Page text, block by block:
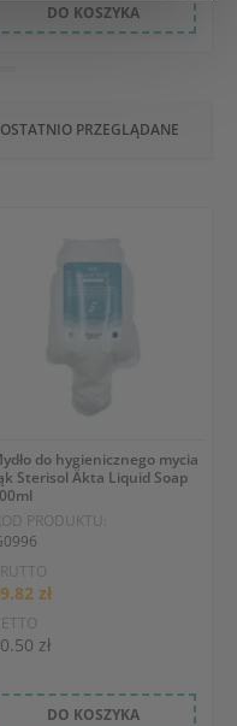
DO KOSZYKA
OSTATNIO PRZEGLĄDANE
do hygienicznego mycia
Sterisol Äkta Liquid Soap
PRODUKTU:
zł
zł
DO KOSZYKA